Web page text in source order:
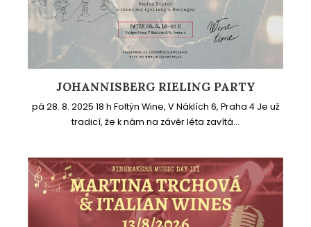
JOHANNISBERG RIELING PARTY
pá 28. 8. 2025 18 h Foltýn Wine, V Náklích 6, Praha 4 Je už
tradicí, že k nám na závěr léta zavítá...